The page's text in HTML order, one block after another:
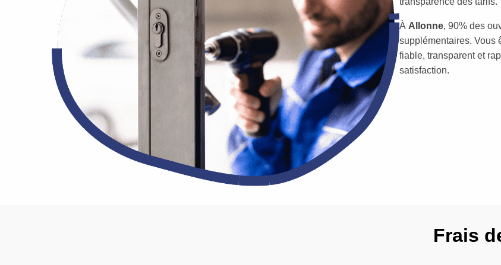
À Allonne, 90% des
supplémentaires. Vous
fiable, transparent et
satisfaction.
Frais